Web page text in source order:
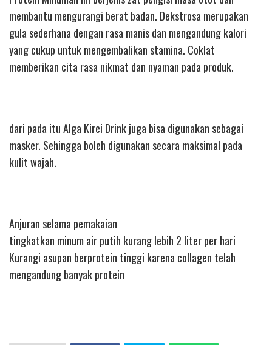
membantu mengurangi berat badan. Dekstrosa merupakan
gula sederhana dengan rasa manis dan mengandung kalori
yang cukup untuk mengembalikan stamina. Coklat
memberikan cita rasa nikmat dan nyaman pada produk.
dari pada itu Alga Kirei Drink juga bisa digunakan sebagai
masker. Sehingga boleh digunakan secara maksimal pada
kulit wajah.
Anjuran selama pemakaian
tingkatkan minum air putih kurang lebih 2 liter per hari
Kurangi asupan berprotein tinggi karena collagen telah
mengandung banyak protein